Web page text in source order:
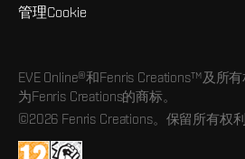
管理Cookie
EVE Online®和Fenris Creations™及所
为Fenris Creations的商标。
©2026 Fenris Creations。保留所有权利